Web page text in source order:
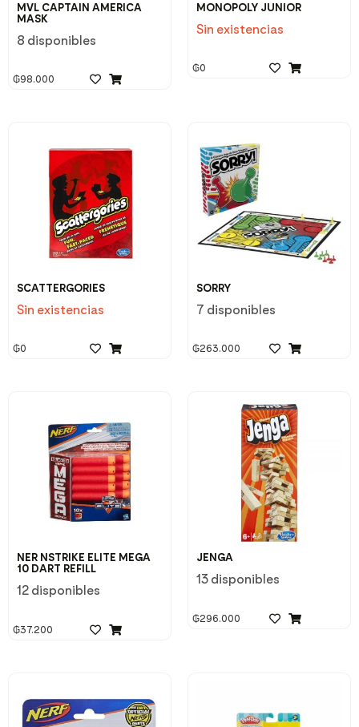
MVL CAPTAIN AMERICA
MASK
8 disponibles
₲98.000
MONOPOLY JUNIOR
Sin existencias
₲0
SCATTERGORIES
Sin existencias
₲0
SORRY
7 disponibles
₲263.000
NER NSTRIKE ELITE MEGA
10 DART REFILL
12 disponibles
₲37.200
JENGA
13 disponibles
₲296.000